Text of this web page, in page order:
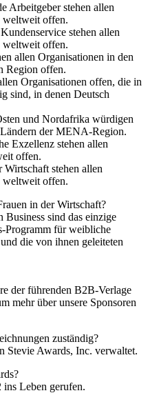
Arbeitgeber stehen allen
weltweit offen.
stehen allen
weltweit offen.
allen Organisationen in den
Region offen.
Organisationen offen, die in
sind, in denen Deutsch
und Nordafrika würdigen
der MENA-Region.
Exzellenz stehen allen
offen.
stehen allen
weltweit offen.
in der Wirtschaft?
sind das einzige
Programm für weibliche
die von ihnen geleiteten
der führenden B2B-Verlage
mehr über unsere Sponsoren
zuständig?
Stevie Awards, Inc. verwaltet.
Leben gerufen.